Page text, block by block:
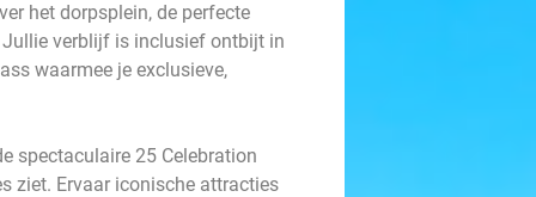
het dorpsplein, de perfecte
verblijf is inclusief ontbijt in
waarmee je exclusieve,
spectaculaire 25 Celebration
ziet. Ervaar iconische attracties